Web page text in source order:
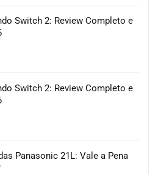
Switch 2: Review Completo e
Switch 2: Review Completo e
Panasonic 21L: Vale a Pena